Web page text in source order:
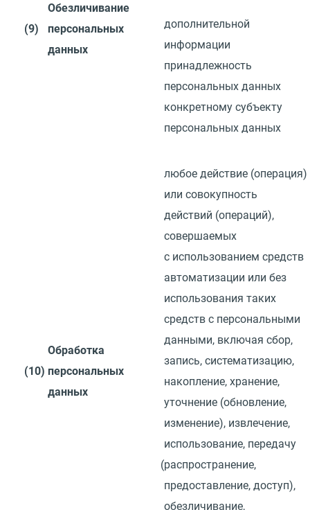
(9)
Обезличивание
персональных
данных
дополнительной
информации
принадлежность
персональных данных
конкретному субъекту
персональных данных
(10)
Обработка
персональных
данных
любое действие (операция)
или совокупность
действий (операций),
совершаемых
с использованием средств
автоматизации или без
использования таких
средств с персональными
данными, включая сбор,
запись, систематизацию,
накопление, хранение,
уточнение (обновление,
изменение), извлечение,
использование, передачу
(распространение,
предоставление, доступ),
обезличивание,